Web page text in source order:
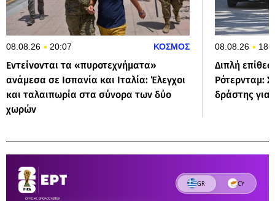
08.08.26 20:07 ΚΟΣΜΟΣ
Εντείνονται τα «πυροτεχνήματα»
ανάμεσα σε Ισπανία και Ιταλία: Έλεγχοι
και ταλαιπωρία στα σύνορα των δύο
χωρών
08.08.26
Διπλή
Ρότερνταμ:
δράστης για